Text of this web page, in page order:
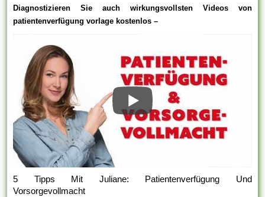
Diagnostizieren Sie auch wirkungsvollsten Videos von
patientenverfügung vorlage kostenlos –
5 Tipps Mit Juliane: Patientenverfügung Und
Vorsorgevollmacht